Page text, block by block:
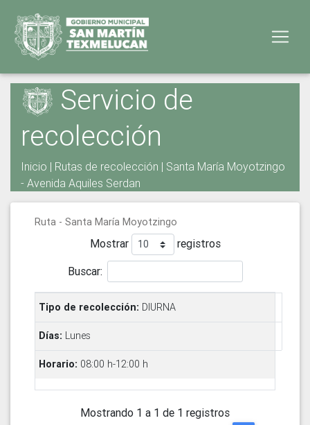
Servicio de
recolección
Inicio | Rutas de recolección | Santa María Moyotzingo
- Avenida Aquiles Serdan
Ruta - Santa María Moyotzingo
Mostrar
registros
Buscar:
DIURNA
Lunes
08:00 h-12:00 h
Mostrando 1 a 1 de 1 registros